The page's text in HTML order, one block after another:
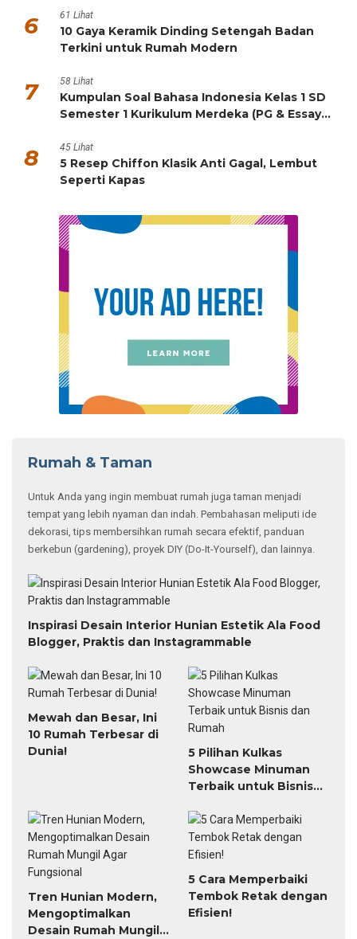
6 61 Lihat
10 Gaya Keramik Dinding Setengah Badan
Terkini untuk Rumah Modern
7 58 Lihat
Kumpulan Soal Bahasa Indonesia Kelas 1 SD
Semester 1 Kurikulum Merdeka (PG & Essay
8 45 Lihat
5 Resep Chiffon Klasik Anti Gagal, Lembut
Seperti Kapas
Rumah & Taman
Untuk Anda yang ingin membuat rumah juga taman menjadi
tempat yang lebih nyaman dan indah. Pembahasan meliputi ide
dekorasi, tips membersihkan rumah secara efektif, panduan
berkebun (gardening), proyek DIY (Do-It-Yourself), dan lainnya.
Inspirasi Desain Interior Hunian Estetik Ala Food
Blogger, Praktis dan Instagrammable
Mewah dan Besar, Ini
10 Rumah Terbesar di
Dunia!
5 Pilihan Kulkas
Showcase Minuman
Terbaik untuk Bisnis
Tren Hunian Modern,
Mengoptimalkan
Desain Rumah Mungil
5 Cara Memperbaiki
Tembok Retak dengan
Efisien!